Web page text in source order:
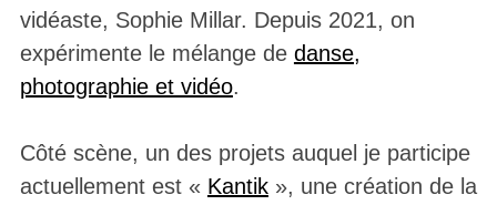
vidéaste, Sophie Millar. Depuis 2021, on
expérimente le mélange de danse,
photographie et vidéo.
Côté scène, un des projets auquel je participe
actuellement est « Kantik», une création de la